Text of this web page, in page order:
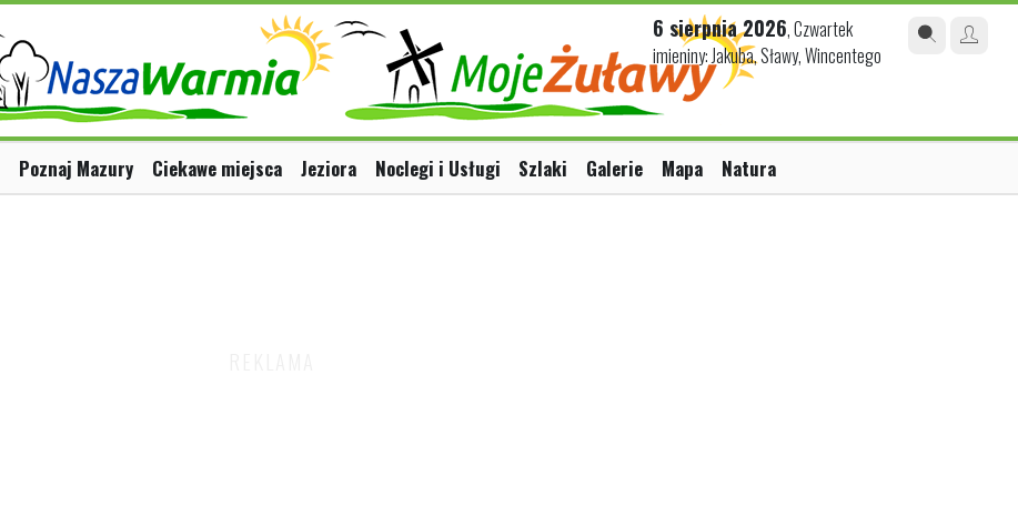
6 sierpnia 2026, Czwartek
imieniny: Jakuba, Sławy, Wincentego
Poznaj Mazury Ciekawe miejsca Jeziora Noclegi i Usługi Szlaki Galerie Mapa Natura